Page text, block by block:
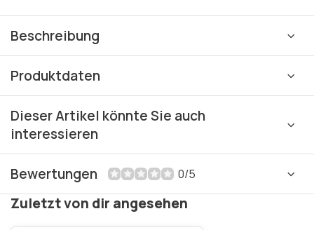
Beschreibung
Produktdaten
Dieser Artikel könnte Sie auch
interessieren
Bewertungen 0/5
Zuletzt von dir angesehen